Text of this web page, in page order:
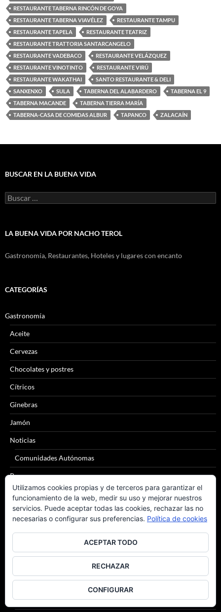
RESTAURANTE TABERNA RINCÓN DE GOYA
RESTAURANTE TABERNA VIAVÉLEZ
RESTAURANTE TAMPU
RESTAURANTE TAPELA
RESTAURANTE TEATRIZ
RESTAURANTE TRATTORIA SANTARCANGELO
RESTAURANTE VADEBACO
RESTAURANTE VELÁZQUEZ
RESTAURANTE VINOTINTO
RESTAURANTE VIRÚ
RESTAURANTE WAKATHAI
SANTO RESTAURANTE & DELI
SANXENXO
SULA TABERNA DEL ALABARDERO
TABERNA EL 9
TABERNA MACANDE
TABERNA TIERRA MARÍA
TABERNA-CASA DE COMIDAS ALBUR
TAPANCO ZALACAÍN
BUSCAR EN LA BUENA VIDA
Buscar:
LA BUENA VIDA POR NACHO TEROL
Gastronomía, Restaurantes, Hoteles y lugares con encanto
CATEGORÍAS
Gastronomía
Aceite
Cervezas
Chocolates y postres
Cítricos
Ginebras
Jamón
Noticias
Comunidades Autónomas
Pan
Quesos
Sidra
Alicante
Bierzo
Utilizamos cookies propias y de terceros para garantizar el
funcionamiento de la web, medir su uso y mejorar nuestros
servicios. Puede aceptar todas las cookies, rechazar las no
necesarias o configurar sus preferencias. Política de cookies
ACEPTAR TODO
RECHAZAR
CONFIGURAR